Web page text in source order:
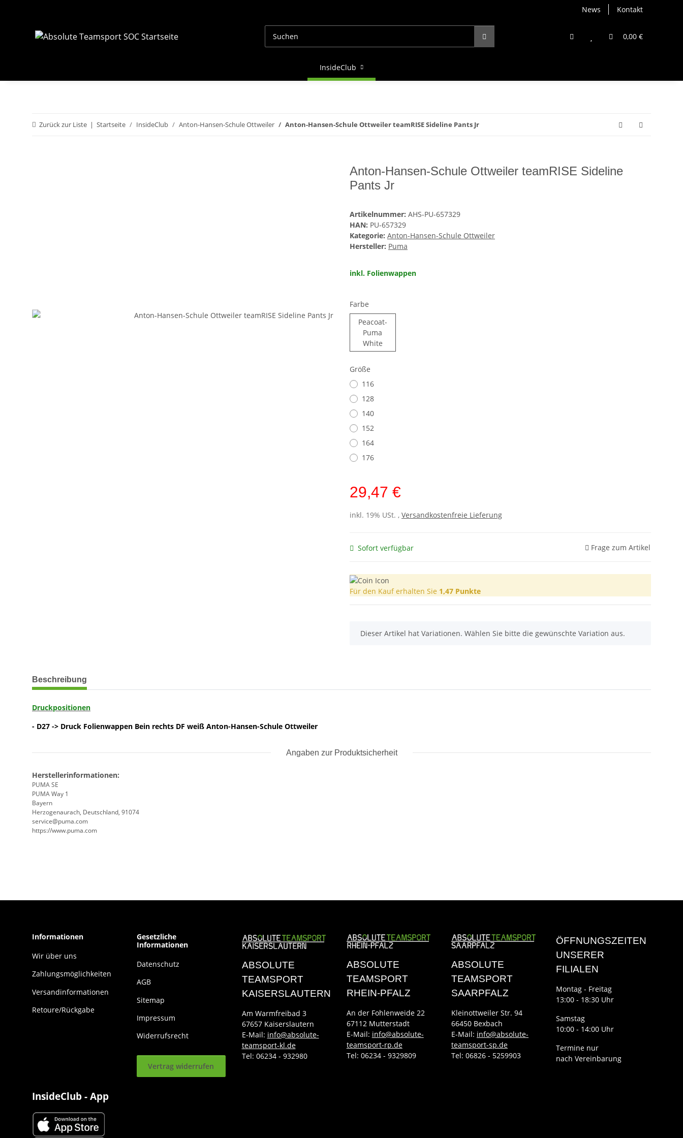
News Kontakt
0,00 €
InsideClub
Zurück zur Liste Startseite InsideClub Anton-Hansen-Schule Ottweiler Anton-Hansen-Schule Ottweiler teamRISE Sideline Pants Jr
Anton-Hansen-Schule Ottweiler teamRISE Sideline
Pants Jr
Artikelnummer: AHS-PU-657329
HAN: PU-657329
Kategorie: Anton-Hansen-Schule Ottweiler
Hersteller: Puma
inkl. Folienwappen
Farbe
Peacoat-
Puma
WhitePeacoat-Puma White
Größe
116
128
140
152
164
176
29,47 €
inkl. 19% USt. , Versandkostenfreie Lieferung
Sofort verfügbar Frage zum Artikel
Für den Kauf erhalten Sie 1,47 Punkte
x
Dieser Artikel hat Variationen. Wählen Sie bitte die gewünschte Variation aus.
weitere Registerkarten anzeigen
Beschreibung
Druckpositionen
- D27 -> Druck Folienwappen Bein rechts DF weiß Anton-Hansen-Schule Ottweiler
Angaben zur Produktsicherheit
Herstellerinformationen:
PUMA SE
PUMA Way 1
Bayern
Herzogenaurach, Deutschland, 91074
service@puma.com
https://www.puma.com
Informationen
Wir über uns
Zahlungsmöglichkeiten
Versandinformationen
Retoure/Rückgabe
Gesetzliche
Informationen
Datenschutz
AGB
Sitemap
Impressum
Widerrufsrecht
Vertrag widerrufen
ABSOLUTE
TEAMSPORT
KAISERSLAUTERN
Am Warmfreibad 3
67657 Kaiserslautern
E-Mail: info@absolute-
teamsport-kl.de
Tel: 06234 - 932980
ABSOLUTE
TEAMSPORT
RHEIN-PFALZ
An der Fohlenweide 22
67112 Mutterstadt
E-Mail: info@absolute-
teamsport-rp.de
Tel: 06234 - 9329809
ABSOLUTE
TEAMSPORT
SAARPFALZ
Kleinottweiler Str. 94
66450 Bexbach
E-Mail: info@absolute-
teamsport-sp.de
Tel: 06826 - 5259903
ÖFFNUNGSZEITEN
UNSERER
FILIALEN
Montag - Freitag
13:00 - 18:30 Uhr
Samstag
10:00 - 14:00 Uhr
Termine nur
nach Vereinbarung
InsideClub - App